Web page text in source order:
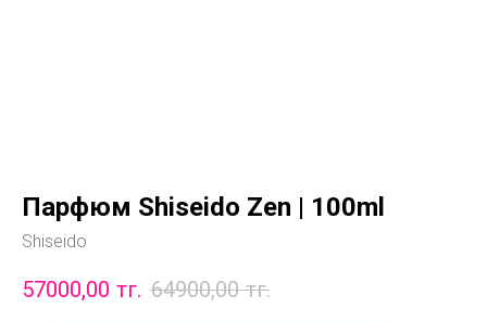
Парфюм Shiseido Zen | 100ml
Shiseido
57000,00 тг. 64900,00 тг.